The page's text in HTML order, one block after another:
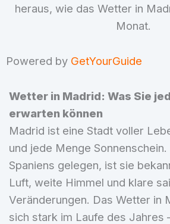
heraus, wie das Wetter in
Monat.
Powered by GetYourGuide
Wetter in Madrid: Was Sie
erwarten können
Madrid ist eine Stadt voller
und jede Menge
Spaniens gelegen, ist sie
Luft, weite Himmel und klare
Veränderungen. Das Wetter in
sich stark im Laufe des Jahres